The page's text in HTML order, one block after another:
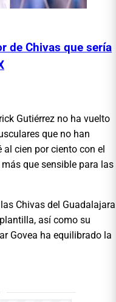
de Chivas que sería
Gutiérrez no ha vuelto
que no han
cien por ciento con el
que sensible para las
Chivas del Guadalajara
así como su
Govea ha equilibrado la